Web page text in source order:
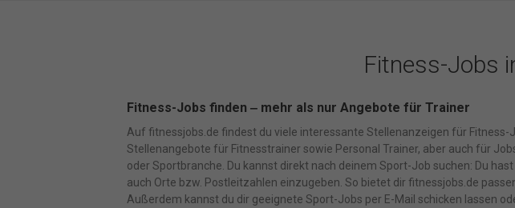
Fitness-Jobs
Fitness-Jobs finden ‒ mehr als nur Angebote für Trainer
Auf fitnessjobs.de findest du viele interessante Stellenanzeigen für
Stellenangebote für Fitnesstrainer sowie Personal Trainer, aber auch für
oder Sportbranche. Du kannst direkt nach deinem Sport-Job suchen: Du
auch Orte bzw. Postleitzahlen einzugeben. So bietet dir fitnessjobs.de
Außerdem kannst du dir geeignete Sport-Jobs per E-Mail schicken lassen